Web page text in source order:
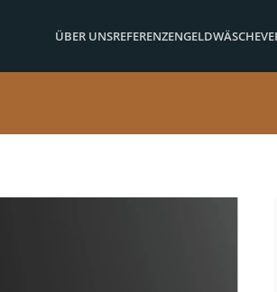
ÜBER UNSREFERENZENGELDWÄSCHE